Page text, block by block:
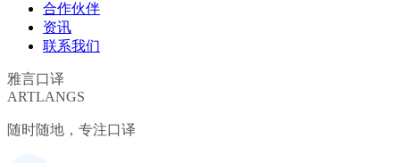
合作伙伴
资讯
联系我们
雅言口译
ARTLANGS
随时随地，专注口译